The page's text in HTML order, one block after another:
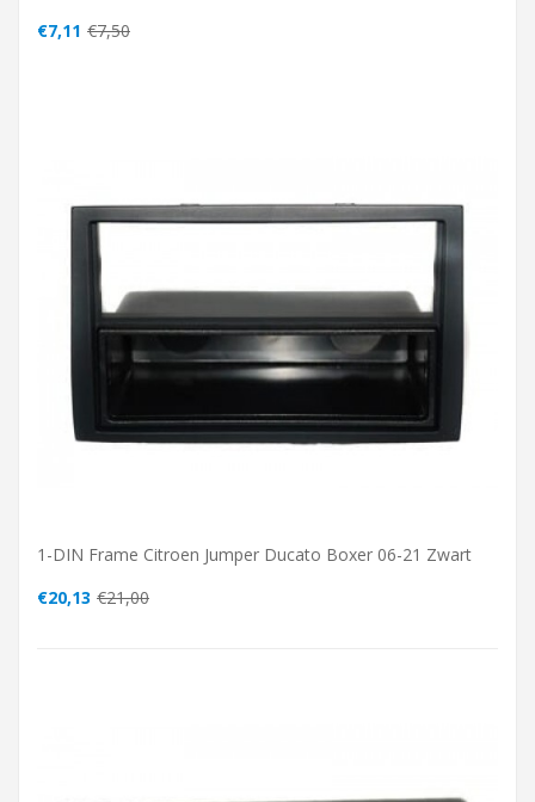
€7,11 €7,50
1-DIN Frame Citroen Jumper Ducato Boxer 06-21 Zwart
€20,13 €21,00